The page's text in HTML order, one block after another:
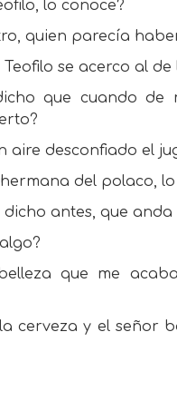
lo conoce?
quien parecía
se acerco al
que cuando
aire desconfiado el
del polaco,
antes, que
que me
cerveza y el señor